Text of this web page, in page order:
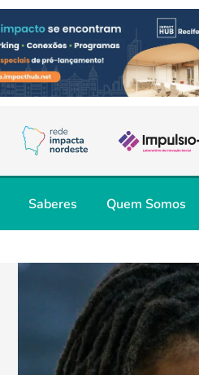
Saberes Quem Somos